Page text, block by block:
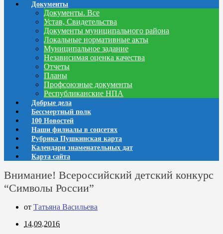
Документы
Документы. Все
Устав, Свидетельства
Документы муниципального района
Локальные нормативные акты
Муниципальное задание
Независимая оценка качества
Отчеты
Планы
Профсоюзные документы
Республиканские НПА
Добрые дела
Бессмертный полк
100 Новостей
Наши филиалы в соцсетях
Рубрика Пушкинская карта
Календари знаменательных дат
Карта сайта
Внимание! Всероссийский детский конкурс
“Символы России”
от Татьяна Васильева
14.09.2016